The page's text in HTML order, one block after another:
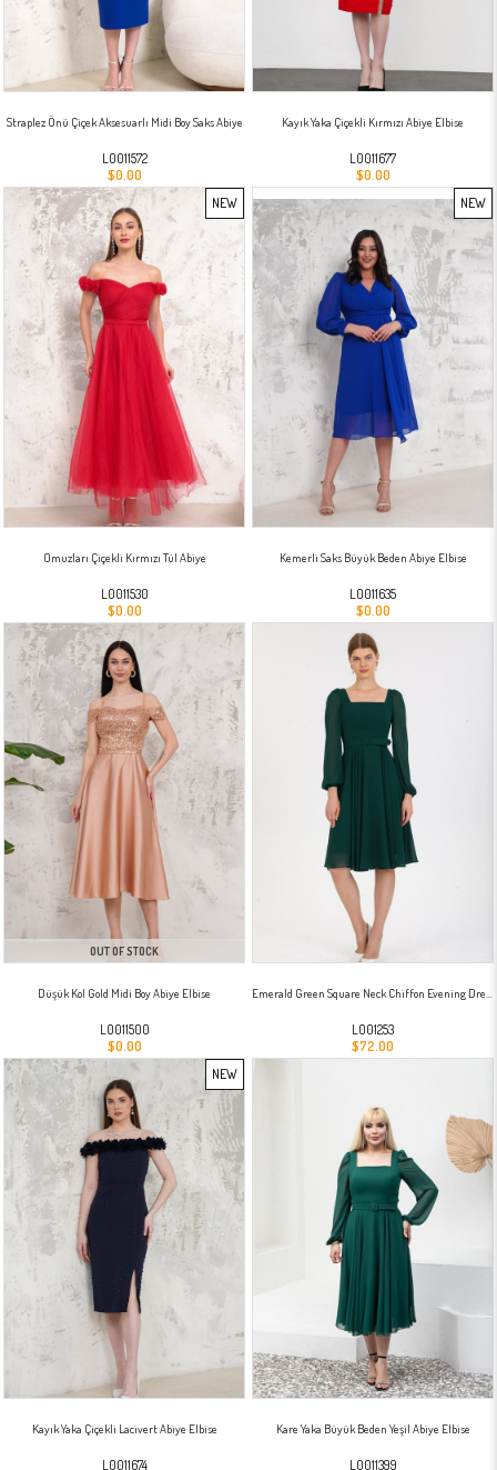
Straplez Önü Çiçek Aksesuarlı Midi Boy Saks Abiye
L0011572
$0.00
Kayık Yaka Çiçekli Kırmızı Abiye Elbise
L0011677
$0.00
Omuzları Çiçekli Kırmızı Tül Abiye
L0011530
$0.00
NEW
Kemerli Saks Büyük Beden Abiye Elbise
L0011635
$0.00
NEW
OUT OF STOCK
Düşük Kol Gold Midi Boy Abiye Elbise
L0011500
$0.00
Emerald Green Square Neck Chiffon Evening Dress
L001253
$72.00
Kayık Yaka Çiçekli Lacivert Abiye Elbise
L0011674
NEW
ITEM
Kare Yaka Büyük Beden Yeşil Abiye Elbise
L0011399